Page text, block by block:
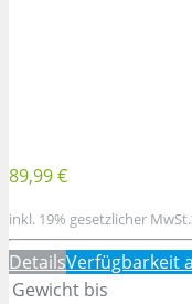
89,99 €
inkl. 19% gesetzlicher MwSt.
DetailsVerfügbarkeit
Gewicht bis